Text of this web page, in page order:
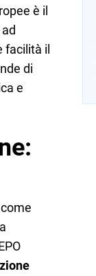
è il
facilità il
di
e